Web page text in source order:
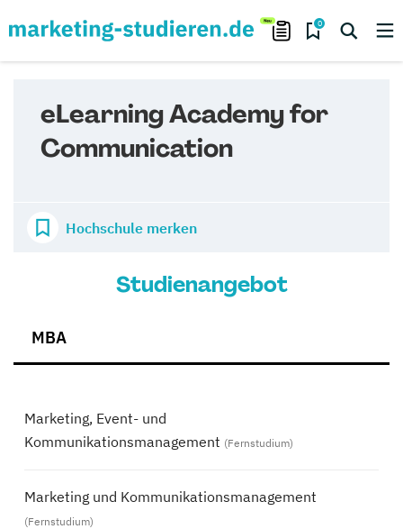
0
eLearning Academy for
Communication
Hochschule merken
Studienangebot
MBA
Marketing, Event- und
Kommunikationsmanagement (Fernstudium)
Marketing und Kommunikationsmanagement
(Fernstudium)